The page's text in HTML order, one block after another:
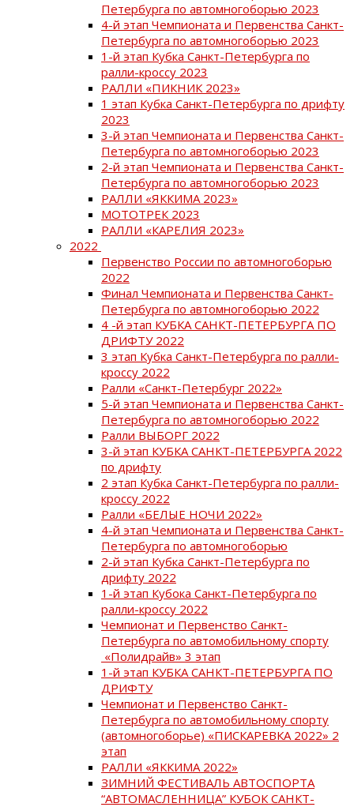
Петербурга по автомногоборью 2023
4-й этап Чемпионата и Первенства Санкт-
Петербурга по автомногоборью 2023
1-й этап Кубка Санкт-Петербурга по
ралли-кроссу 2023
РАЛЛИ «ПИКНИК 2023»
1 этап Кубка Санкт-Петербурга по дрифту
2023
3-й этап Чемпионата и Первенства Санкт-
Петербурга по автомногоборью 2023
2-й этап Чемпионата и Первенства Санкт-
Петербурга по автомногоборью 2023
РАЛЛИ «ЯККИМА 2023»
МОТОТРЕК 2023
РАЛЛИ «КАРЕЛИЯ 2023»
2022
Первенство России по автомногоборью
2022
Финал Чемпионата и Первенства Санкт-
Петербурга по автомногоборью 2022
4 -й этап КУБКА САНКТ-ПЕТЕРБУРГА ПО
ДРИФТУ 2022
3 этап Кубка Санкт-Петербурга по ралли-
кроссу 2022
Ралли «Санкт-Петербург 2022»
5-й этап Чемпионата и Первенства Санкт-
Петербурга по автомногоборью 2022
Ралли ВЫБОРГ 2022
3-й этап КУБКА САНКТ-ПЕТЕРБУРГА 2022
по дрифту
2 этап Кубка Санкт-Петербурга по ралли-
кроссу 2022
Ралли «БЕЛЫЕ НОЧИ 2022»
4-й этап Чемпионата и Первенства Санкт-
Петербурга по автомногоборью
2-й этап Кубка Санкт-Петербурга по
дрифту 2022
1-й этап Кубока Санкт-Петербурга по
ралли-кроссу 2022
Чемпионат и Первенство Санкт-
Петербурга по автомобильному спорту
«Полидрайв» 3 этап
1-й этап КУБКА САНКТ-ПЕТЕРБУРГА ПО
ДРИФТУ
Чемпионат и Первенство Санкт-
Петербурга по автомобильному спорту
(автомногоборье) «ПИСКАРЕВКА 2022» 2
этап
РАЛЛИ «ЯККИМА 2022»
ЗИМНИЙ ФЕСТИВАЛЬ АВТОСПОРТА
“АВТОМАСЛЕННИЦА” КУБОК САНКТ-